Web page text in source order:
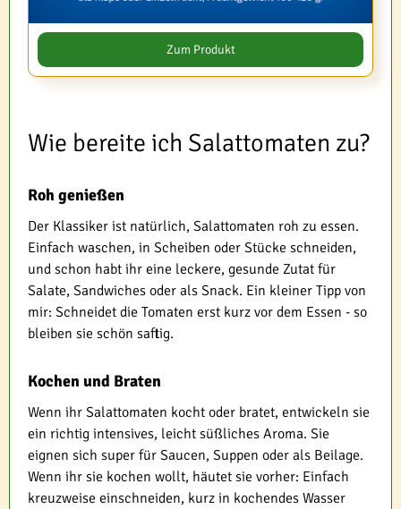
Zum Produkt
Wie bereite ich Salattomaten zu?
Roh genießen
Der Klassiker ist natürlich, Salattomaten roh zu essen.
Einfach waschen, in Scheiben oder Stücke schneiden,
und schon habt ihr eine leckere, gesunde Zutat für
Salate, Sandwiches oder als Snack. Ein kleiner Tipp von
mir: Schneidet die Tomaten erst kurz vor dem Essen - so
bleiben sie schön saftig.
Kochen und Braten
Wenn ihr Salattomaten kocht oder bratet, entwickeln sie
ein richtig intensives, leicht süßliches Aroma. Sie
eignen sich super für Saucen, Suppen oder als Beilage.
Wenn ihr sie kochen wollt, häutet sie vorher: Einfach
kreuzweise einschneiden, kurz in kochendes Wasser